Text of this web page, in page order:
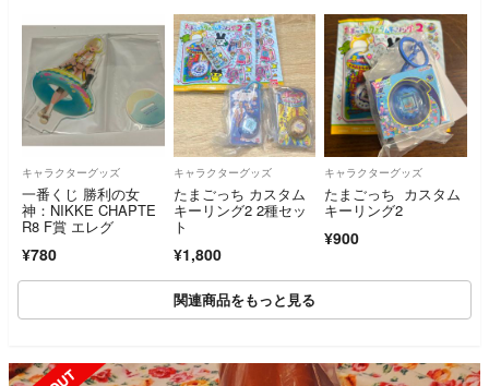
キャラクターグッズ
一番くじ 勝利の女
神：NIKKE CHAPTE
R8 F賞 エレグ
¥780
キャラクターグッズ
たまごっち カスタム
キーリング2 2種セッ
ト
¥1,800
キャラクターグッズ
たまごっち カスタム
キーリング2
¥900
関連商品をもっと見る
SOLD OUT